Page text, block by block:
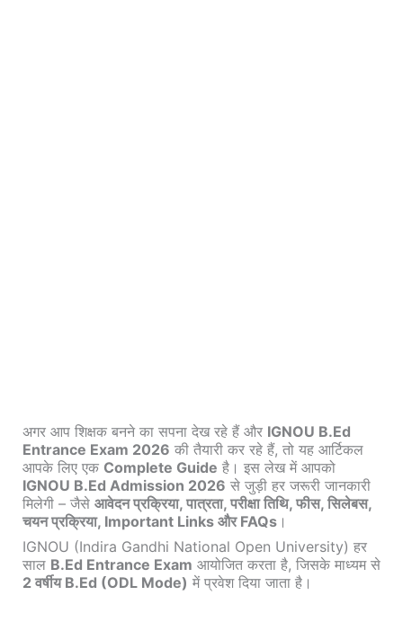
अगर आप शिक्षक बनने का सपना देख रहे हैं और IGNOU B.Ed
Entrance Exam 2026 की तैयारी कर रहे हैं, तो यह आर्टिकल
आपके लिए एक Complete Guide है। इस लेख में आपको
IGNOU B.Ed Admission 2026 से जुड़ी हर जरूरी जानकारी
मिलेगी – जैसे आवेदन प्रक्रिया, पात्रता, परीक्षा तिथि, फीस, सिलेबस,
चयन प्रक्रिया, Important Links और FAQs।
IGNOU (Indira Gandhi National Open University) हर
साल B.Ed Entrance Exam आयोजित करता है, जिसके माध्यम से
2 वर्षीय B.Ed (ODL Mode) में प्रवेश दिया जाता है।